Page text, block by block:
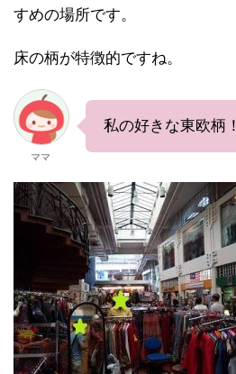
すめの場所です。
床の柄が特徴的ですね。
ママ
私の好きな東欧柄！